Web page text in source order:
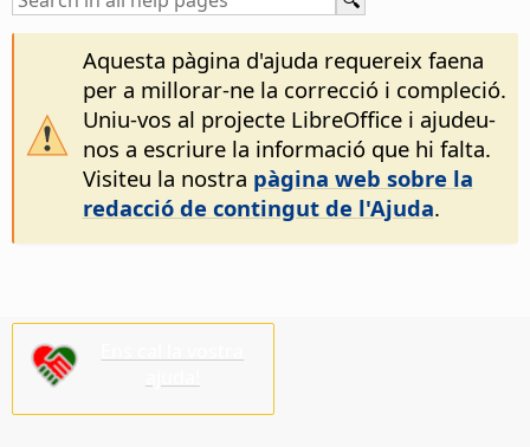
Aquesta pàgina d'ajuda requereix faena
per a millorar-ne la correcció i compleció.
Uniu-vos al projecte LibreOffice i ajudeu-
nos a escriure la informació que hi falta.
Visiteu la nostra pàgina web sobre la
redacció de contingut de l'Ajuda.